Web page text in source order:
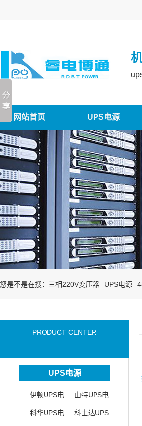
网站首页 UPS电源
您是不是在搜： 三相220V变压器 UPS电源
PRODUCT CENTER
UPS电源
伊顿UPS电
源
山特UPS电
源
科华UPS电 科士达UPS